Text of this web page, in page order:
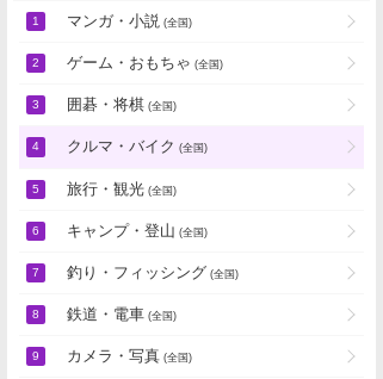
マンガ・小説 (全国)
ゲーム・おもちゃ (全国)
囲碁・将棋 (全国)
クルマ・バイク (全国)
旅行・観光 (全国)
キャンプ・登山 (全国)
釣り・フィッシング (全国)
鉄道・電車 (全国)
カメラ・写真 (全国)